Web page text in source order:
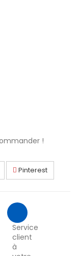
!
Pinterest
Service
client
à